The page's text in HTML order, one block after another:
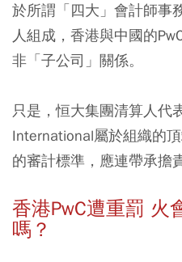
於所謂「四大」會計師事
人組成，香港與中國的
非「子公司」關係。
只是，恒大集團清算人代
International屬於組織的
的審計標準，應連帶承擔
香港PwC遭重罰 火
嗎？